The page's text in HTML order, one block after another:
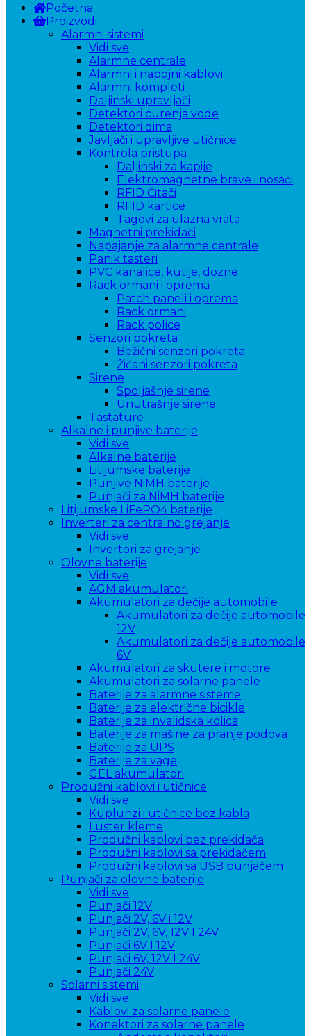
Početna
Proizvodi
Alarmni sistemi
Vidi sve
Alarmne centrale
Alarmni i napojni kablovi
Alarmni kompleti
Daljinski upravljači
Detektori curenja vode
Detektori dima
Javljači i upravljive utičnice
Kontrola pristupa
Daljinski za kapije
Elektromagnetne brave i nosači
RFID Čitači
RFID kartice
Tagovi za ulazna vrata
Magnetni prekidači
Napajanje za alarmne centrale
Panik tasteri
PVC kanalice, kutije, dozne
Rack ormani i oprema
Patch paneli i oprema
Rack ormani
Rack police
Senzori pokreta
Bežični senzori pokreta
Žičani senzori pokreta
Sirene
Spoljašnje sirene
Unutrašnje sirene
Tastature
Alkalne i punjive baterije
Vidi sve
Alkalne baterije
Litijumske baterije
Punjive NiMH baterije
Punjači za NiMH baterije
Litijumske LiFePO4 baterije
Inverteri za centralno grejanje
Vidi sve
Invertori za grejanje
Olovne baterije
Vidi sve
AGM akumulatori
Akumulatori za dečije automobile
Akumulatori za dečije automobile
12V
Akumulatori za dečije automobile
6V
Akumulatori za skutere i motore
Akumulatori za solarne panele
Baterije za alarmne sisteme
Baterije za električne bicikle
Baterije za invalidska kolica
Baterije za mašine za pranje podova
Baterije za UPS
Baterije za vage
GEL akumulatori
Produžni kablovi i utičnice
Vidi sve
Kuplunzi i utičnice bez kabla
Luster kleme
Produžni kablovi bez prekidača
Produžni kablovi sa prekidačem
Produžni kablovi sa USB punjačem
Punjači za olovne baterije
Vidi sve
Punjači 12V
Punjači 2V, 6V i 12V
Punjači 2V, 6V, 12V I 24V
Punjači 6V I 12V
Punjači 6V, 12V I 24V
Punjači 24V
Solarni sistemi
Vidi sve
Kablovi za solarne panele
Konektori za solarne panele